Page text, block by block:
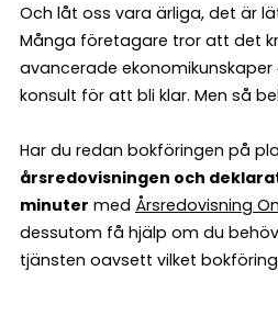
Och låt oss vara ärliga, det är
Många företagare tror att det
avancerade ekonomikunskaper
konsult för att bli klar. Men så
Har du redan bokföringen på
årsredovisningen och
minuter med Årsredovisning
dessutom få hjälp om du
tjänsten oavsett vilket